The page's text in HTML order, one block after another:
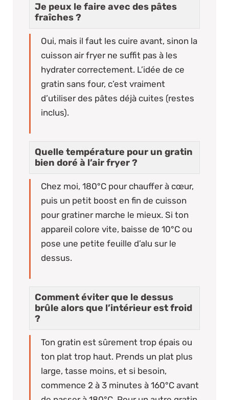
Je peux le faire avec des pâtes
fraîches ?
Oui, mais il faut les cuire avant, sinon la
cuisson air fryer ne suffit pas à les
hydrater correctement. L’idée de ce
gratin sans four, c’est vraiment
d’utiliser des pâtes déjà cuites (restes
inclus).
Quelle température pour un gratin
bien doré à l’air fryer ?
Chez moi, 180°C pour chauffer à cœur,
puis un petit boost en fin de cuisson
pour gratiner marche le mieux. Si ton
appareil colore vite, baisse de 10°C ou
pose une petite feuille d’alu sur le
dessus.
Comment éviter que le dessus
brûle alors que l’intérieur est froid
?
Ton gratin est sûrement trop épais ou
ton plat trop haut. Prends un plat plus
large, tasse moins, et si besoin,
commence 2 à 3 minutes à 160°C avant